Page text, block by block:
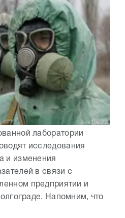
лаборатории
исследования
и изменения
в связи с
предприятии и
Напомним, что